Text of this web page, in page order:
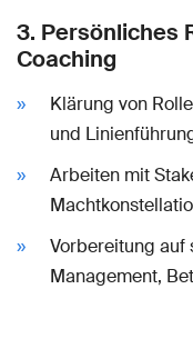
3. Persönliches
Coaching
Klärung von
und
Arbeiten mit
Vorbereitung auf
Management,